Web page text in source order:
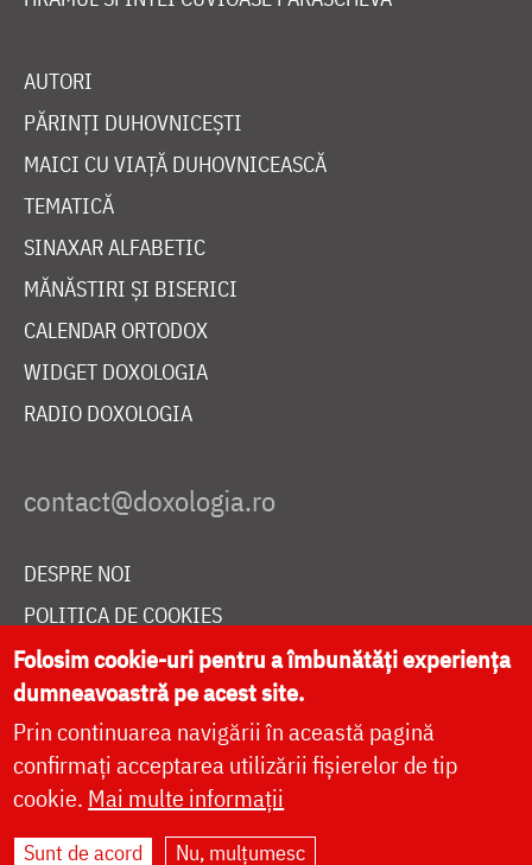
AUTORI
PĂRINȚI DUHOVNICEȘTI
MAICI CU VIAȚĂ DUHOVNICEASCĂ
TEMATICĂ
SINAXAR ALFABETIC
MĂNĂSTIRI ȘI BISERICI
CALENDAR ORTODOX
WIDGET DOXOLOGIA
RADIO DOXOLOGIA
DESPRE NOI
POLITICA DE COOKIES
DONEAZĂ ONLINE PENTRU CATEDRALA NAȚIONALĂ
LIVE
Folosim cookie-uri pentru a îmbunătăți experiența
dumneavoastră pe acest site.
Prin continuarea navigării în această pagină
confirmați acceptarea utilizării fișierelor de tip
cookie. Mai multe informații
Sunt de acord Nu, mulțumesc